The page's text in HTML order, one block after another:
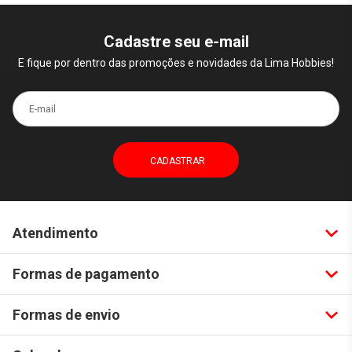
Cadastre seu e-mail
E fique por dentro das promoções e novidades da Lima Hobbies!
E-mail
Atendimento
Formas de pagamento
Formas de envio